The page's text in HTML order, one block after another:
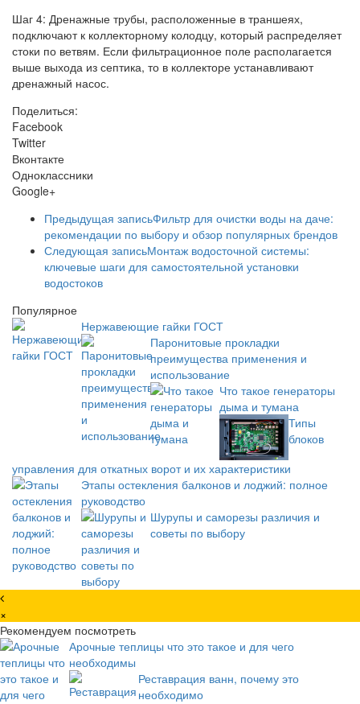
Шаг 4: Дренажные трубы, расположенные в траншеях,
подключают к коллекторному колодцу, который распределяет
стоки по ветвям. Если фильтрационное поле располагается
выше выхода из септика, то в коллекторе устанавливают
дренажный насос.
Поделиться:
Facebook
Twitter
Вконтакте
Одноклассники
Google+
Предыдущая записьФильтр для очистки воды на даче:
рекомендации по выбору и обзор популярных брендов
Следующая записьМонтаж водосточной системы:
ключевые шаги для самостоятельной установки
водостоков
Популярное
Нержавеющие гайки ГОСТ
Паронитовые прокладки
преимущества применения и
использование
Что такое генераторы
дыма и тумана
Типы
блоков
управления для откатных ворот и их характеристики
Этапы остекления балконов и лоджий: полное
руководство
Шурупы и саморезы различия и
советы по выбору
×
Рекомендуем посмотреть
Арочные теплицы что это такое и для чего
необходимы
Реставрация ванн, почему это
необходимо